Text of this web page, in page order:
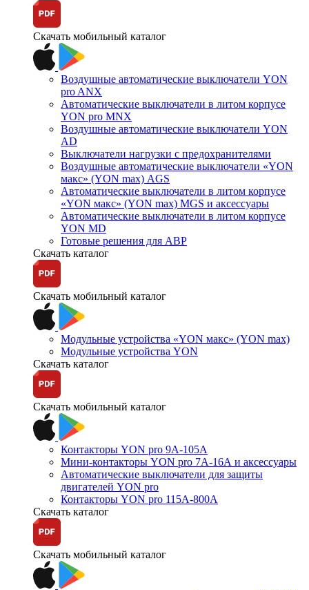
Скачать мобильный каталог
Воздушные автоматические выключатели YON
pro ANX
Автоматические выключатели в литом корпусе
YON pro MNX
Воздушные автоматические выключатели YON
AD
Выключатели нагрузки с предохранителями
Воздушные автоматические выключатели «YON
макс» (YON max) AGS
Автоматические выключатели в литом корпусе
«YON макс» (YON max) MGS и аксессуары
Автоматические выключатели в литом корпусе
YON MD
Готовые решения для АВР
Скачать каталог
Скачать мобильный каталог
Модульные устройства «YON макс» (YON max)
Модульные устройства YON
Скачать каталог
Скачать мобильный каталог
Контакторы YON pro 9А-105А
Мини-контакторы YON pro 7А-16А и аксессуары
Автоматические выключатели для защиты
двигателей YON pro
Контакторы YON pro 115А-800А
Скачать каталог
Скачать мобильный каталог